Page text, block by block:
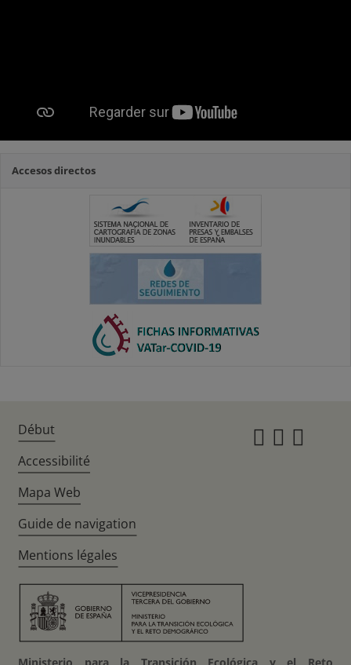
Accesos directos
Début
Accessibilité
Mapa Web
Guide de navigation
Mentions légales